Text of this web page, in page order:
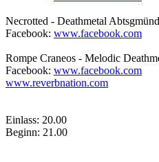
Necrotted - Deathmetal Abtsgmünd
Facebook: www.facebook.com
Rompe Craneos - Melodic
Facebook: www.facebook.com
www.reverbnation.com
Einlass: 20.00
Beginn: 21.00